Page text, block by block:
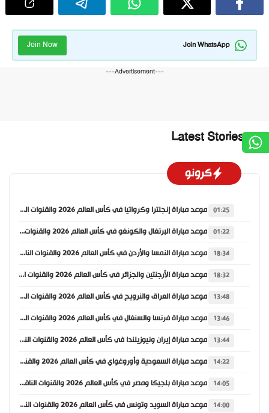
Join WhatsApp
Join Now
---Advertisement---
Latest Stories
كرونو
01:25 موعد مباراة إنجلترا وكرواتيا في كأس العالم 2026 والقنوات الناقلة
01:22 موعد مباراة البرتغال والكونغو في كأس العالم 2026 والقنوات الناقلة
18:34 موعد مباراة النمسا والأردن في كأس العالم 2026 والقنوات الناقلة
18:32 موعد مباراة الأرجنتين والجزائر في كأس العالم 2026 والقنوات الناقلة
13:48 موعد مباراة العراق والنرويج في كأس العالم 2026 والقنوات الناقلة
13:46 موعد مباراة فرنسا والسنغال في كأس العالم 2026 والقنوات الناقلة
13:44 موعد مباراة إيران ونيوزيلندا في كأس العالم 2026 والقنوات الناقلة
14:22 موعد مباراة السعودية وأوروغواي في كأس العالم 2026 والقنوات الناقلة
14:05 موعد مباراة بلجيكا ومصر في كأس العالم 2026 والقنوات الناقلة
14:00 موعد مباراة السويد وتونس في كأس العالم 2026 والقنوات الناقلة